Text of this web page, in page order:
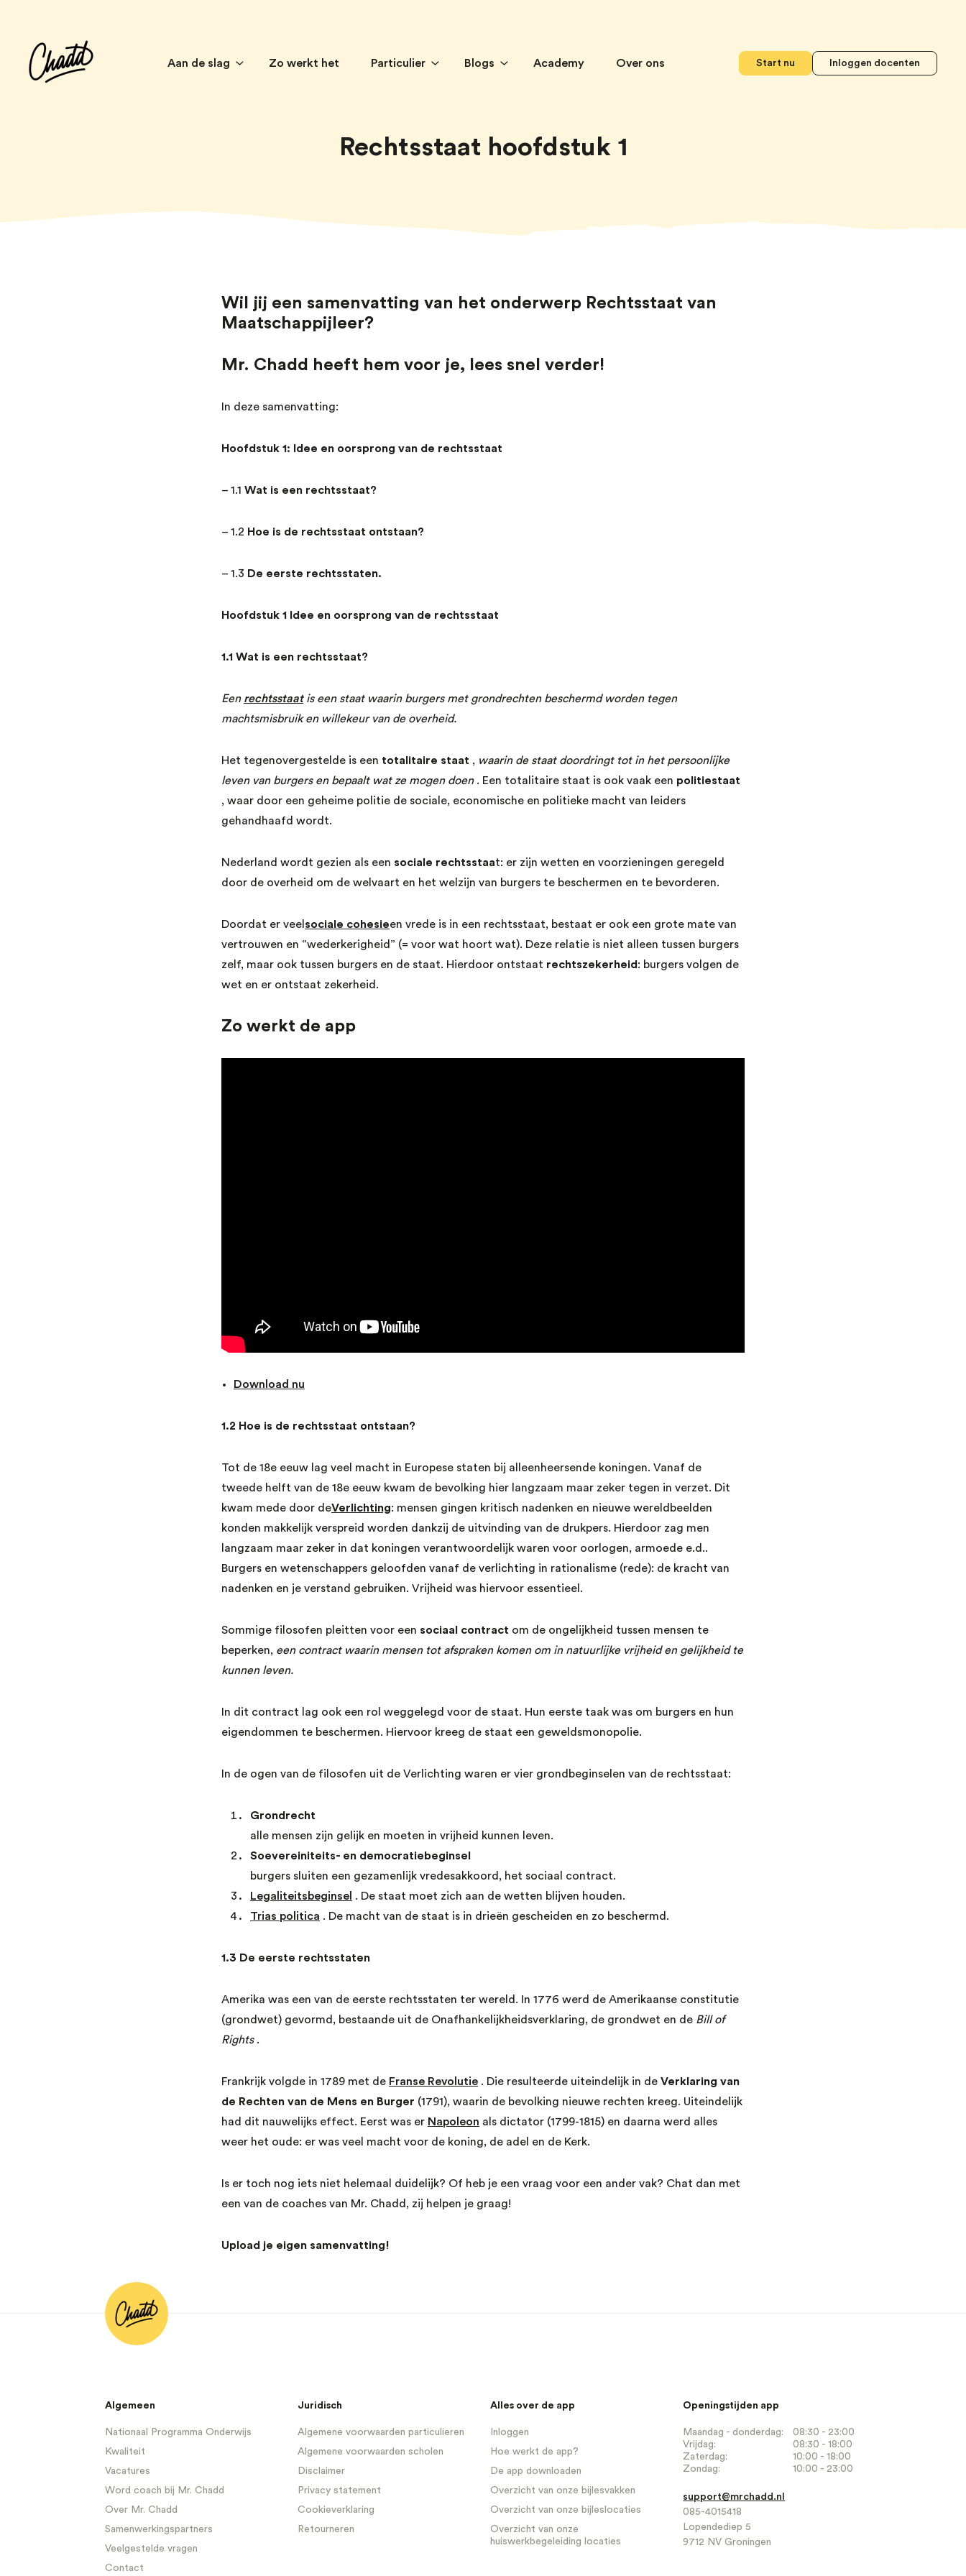
Aan de slag Zo werkt het Particulier Blogs Academy Over ons Start nu Inloggen docenten
Rechtsstaat hoofdstuk 1
Wil jij een samenvatting van het onderwerp Rechtsstaat van
Maatschappijleer?
Mr. Chadd heeft hem voor je, lees snel verder!
In deze samenvatting:
Hoofdstuk 1: Idee en oorsprong van de rechtsstaat
– 1.1 Wat is een rechtsstaat?
– 1.2 Hoe is de rechtsstaat ontstaan?
– 1.3 De eerste rechtsstaten.
Hoofdstuk 1 Idee en oorsprong van de rechtsstaat
1.1 Wat is een rechtsstaat?
Een rechtsstaatis een staat waarin burgers met grondrechten beschermd worden tegen
machtsmisbruik en willekeur van de overheid.
Het tegenovergestelde is een totalitaire staat , waarin de staat doordringt tot in het persoonlijke
leven van burgers en bepaalt wat ze mogen doen. Een totalitaire staat is ook vaak een politiestaat
, waar door een geheime politie de sociale, economische en politieke macht van leiders
gehandhaafd wordt.
Nederland wordt gezien als een sociale rechtsstaat: er zijn wetten en voorzieningen geregeld
door de overheid om de welvaart en het welzijn van burgers te beschermen en te bevorderen.
Doordat er veel sociale cohesieen vrede is in een rechtsstaat, bestaat er ook een grote mate van
vertrouwen en “wederkerigheid” (= voor wat hoort wat). Deze relatie is niet alleen tussen burgers
zelf, maar ook tussen burgers en de staat. Hierdoor ontstaat rechtszekerheid : burgers volgen de
wet en er ontstaat zekerheid.
Zo werkt de app
Download nu
1.2 Hoe is de rechtsstaat ontstaan?
Tot de 18e eeuw lag veel macht in Europese staten bij alleenheersende koningen. Vanaf de
tweede helft van de 18e eeuw kwam de bevolking hier langzaam maar zeker tegen in verzet. Dit
kwam mede door deVerlichting: mensen gingen kritisch nadenken en nieuwe wereldbeelden
konden makkelijk verspreid worden dankzij de uitvinding van de drukpers. Hierdoor zag men
langzaam maar zeker in dat koningen verantwoordelijk waren voor oorlogen, armoede e.d..
Burgers en wetenschappers geloofden vanaf de verlichting in rationalisme (rede): de kracht van
nadenken en je verstand gebruiken. Vrijheid was hiervoor essentieel.
Sommige filosofen pleitten voor een sociaal contract om de ongelijkheid tussen mensen te
beperken, een contract waarin mensen tot afspraken komen om in natuurlijke vrijheid en gelijkheid te
kunnen leven.
In dit contract lag ook een rol weggelegd voor de staat. Hun eerste taak was om burgers en hun
eigendommen te beschermen. Hiervoor kreeg de staat een geweldsmonopolie.
In de ogen van de filosofen uit de Verlichting waren er vier grondbeginselen van de rechtsstaat:
Grondrecht
alle mensen zijn gelijk en moeten in vrijheid kunnen leven.
Soevereiniteits- en democratiebeginsel
burgers sluiten een gezamenlijk vredesakkoord, het sociaal contract.
Legaliteitsbeginsel . De staat moet zich aan de wetten blijven houden.
Trias politica . De macht van de staat is in drieën gescheiden en zo beschermd.
1.3 De eerste rechtsstaten
Amerika was een van de eerste rechtsstaten ter wereld. In 1776 werd de Amerikaanse constitutie
(grondwet) gevormd, bestaande uit de Onafhankelijkheidsverklaring, de grondwet en de Bill of
Rights.
Frankrijk volgde in 1789 met de Franse Revolutie . Die resulteerde uiteindelijk in de Verklaring van
de Rechten van de Mens en Burger (1791), waarin de bevolking nieuwe rechten kreeg. Uiteindelijk
had dit nauwelijks effect. Eerst was er Napoleon als dictator (1799-1815) en daarna werd alles
weer het oude: er was veel macht voor de koning, de adel en de Kerk.
Is er toch nog iets niet helemaal duidelijk? Of heb je een vraag voor een ander vak? Chat dan met
een van de coaches van Mr. Chadd, zij helpen je graag!
Upload je eigen samenvatting!
Algemeen
Nationaal Programma Onderwijs
Kwaliteit
Vacatures
Word coach bij Mr. Chadd
Over Mr. Chadd
Samenwerkingspartners
Veelgestelde vragen
Contact
Juridisch
Algemene voorwaarden particulieren
Algemene voorwaarden scholen
Disclaimer
Privacy statement
Cookieverklaring
Retourneren
Alles over de app
Inloggen
Hoe werkt de app?
De app downloaden
Overzicht van onze bijlesvakken
Overzicht van onze bijleslocaties
Overzicht van onze
huiswerkbegeleiding locaties
Openingstijden app
Maandag - donderdag:
08:30 - 23:00
Vrijdag:
08:30 - 18:00
Zaterdag:
10:00 - 18:00
Zondag:
10:00 - 23:00
support@mrchadd.nl
085-4015418
Lopendediep 5
9712 NV Groningen